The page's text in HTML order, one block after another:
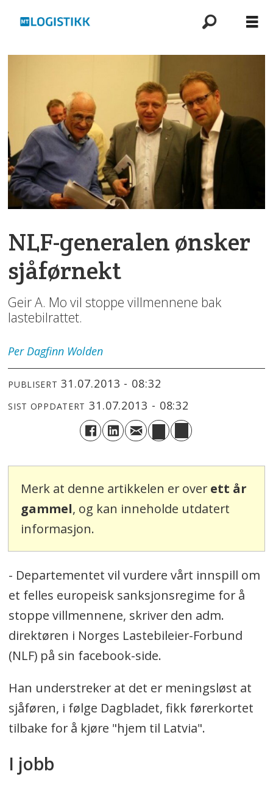
NLF-generalen ønsker
sjåførnekt
Geir A. Mo vil stoppe villmennene bak
lastebilrattet.
Per Dagfinn Wolden
PUBLISERT 31.07.2013 - 08:32
SIST OPPDATERT 31.07.2013 - 08:32
Merk at denne artikkelen er over ett år
gammel, og kan inneholde utdatert
informasjon.
- Departementet vil vurdere vårt innspill om
et felles europeisk sanksjonsregime for å
stoppe villmennene, skriver den adm.
direktøren i Norges Lastebileier-Forbund
(NLF) på sin facebook-side.
Han understreker at det er meningsløst at
sjåføren, i følge Dagbladet, fikk førerkortet
tilbake for å kjøre "hjem til Latvia".
I jobb